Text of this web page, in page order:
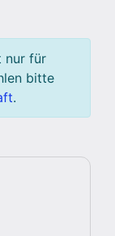
nur für
bitte
.